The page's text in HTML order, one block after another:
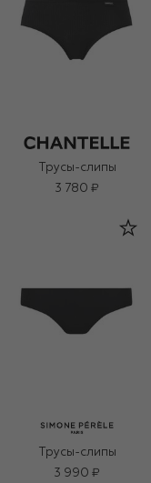
Трусы-слипы
3 780 ₽
Трусы-слипы
3 990 ₽